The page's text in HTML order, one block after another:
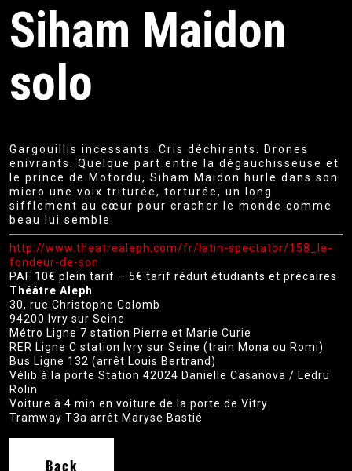
Siham Maidon
solo
Gargouillis incessants. Cris déchirants. Drones
enivrants. Quelque part entre la dégauchisseuse et
le prince de Motordu, Siham Maidon hurle dans son
micro une voix triturée, torturée, un long
sifflement au cœur pour cracher le monde comme
beau lui semble.
http://www.theatrealeph.com/fr/latin-spectator/158_le-
fondeur-de-son
PAF 10€ plein tarif – 5€ tarif réduit étudiants et précaires
Théâtre Aleph
30, rue Christophe Colomb
94200 Ivry sur Seine
Métro Ligne 7 station Pierre et Marie Curie
RER Ligne C station Ivry sur Seine (train Mona ou Romi)
Bus Ligne 132 (arrêt Louis Bertrand)
Vélib à la porte Station 42024 Danielle Casanova / Ledru
Rolin
Voiture à 4 min en voiture de la porte de Vitry
Tramway T3a arrêt Maryse Bastié
Back